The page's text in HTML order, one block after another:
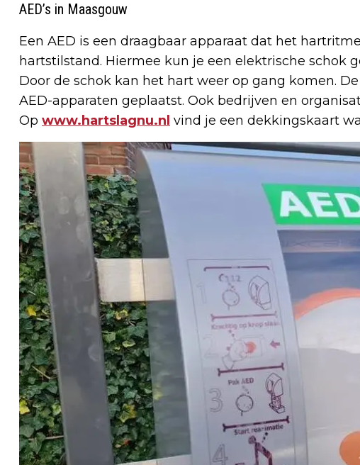
AED’s in Maasgouw
Een AED is een draagbaar apparaat dat het
hartstilstand. Hiermee kun je een elektrische schok
Door de schok kan het hart weer op gang komen.
AED-apparaten geplaatst. Ook bedrijven en
Op www.hartslagnu.nl vind je een dekkingskaart